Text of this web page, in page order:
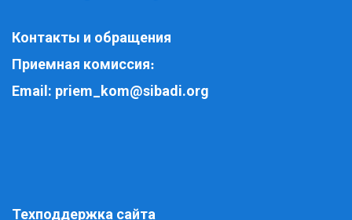
Контакты и обращения
Приемная комиссия:
Email: priem_kom@sibadi.org
Техподдержка сайта